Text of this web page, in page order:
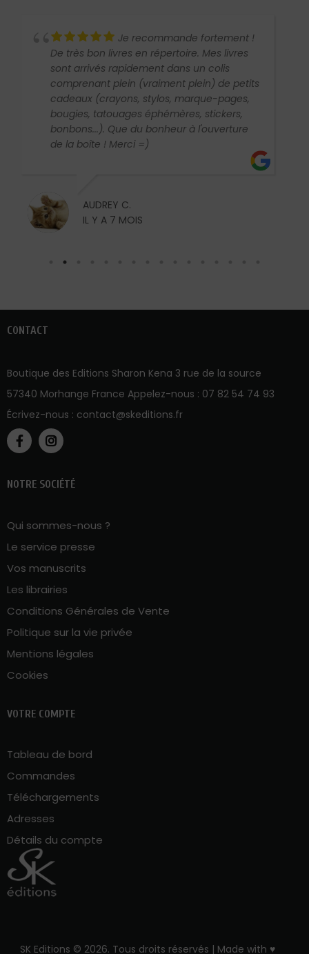
Je recommande fortement !
De très bon livres en répertoire. Mes livres
sont arrivés rapidement dans un colis
comprenant plein (vraiment plein) de petits
cadeaux (crayons, stylos, marque-pages,
bougies, tatouages éphémères, stickers,
bonbons...). Que du bonheur à l'ouverture
de la boîte ! Merci =)
AUDREY C.
IL Y A 7 MOIS
CONTACT
Boutique des Editions Sharon Kena 3 rue de la source
57340 Morhange France Appelez-nous : 07 82 54 74 93
Écrivez-nous : contact@skeditions.fr
NOTRE SOCIÉTÉ
Qui sommes-nous ?
Le service presse
Vos manuscrits
Les librairies
Conditions Générales de Vente
Politique sur la vie privée
Mentions légales
Cookies
VOTRE COMPTE
Tableau de bord
Commandes
Téléchargements
Adresses
Détails du compte
SK Editions © 2026. Tous droits réservés | Made with ♥